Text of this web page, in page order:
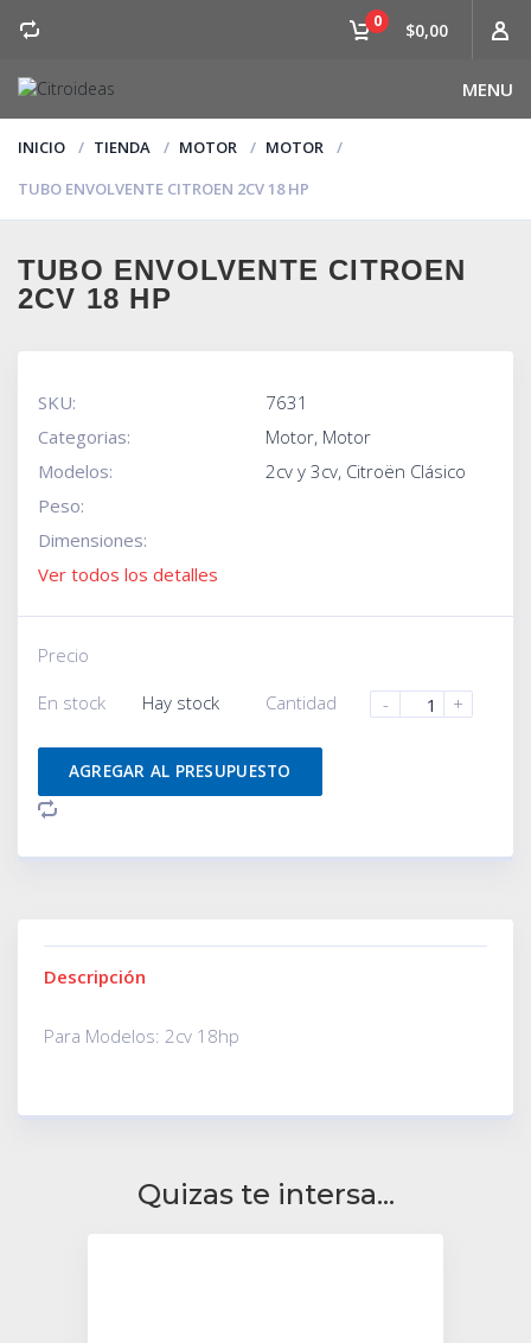
MENU
0 $0,00
INICIO TIENDA MOTOR
MOTOR
TUBO ENVOLVENTE CITROEN 2CV 18 HP
TUBO ENVOLVENTE CITROEN
2CV 18 HP
SKU:
7631
Categorias:
Motor, Motor
Modelos:
2cv y 3cv, Citroën Clásico
Peso:
Dimensiones:
Ver todos los detalles
Precio
En stock
Hay stock Cantidad - +
AGREGAR AL PRESUPUESTO
Descripción
Para Modelos: 2cv 18hp
Quizas te intersa...